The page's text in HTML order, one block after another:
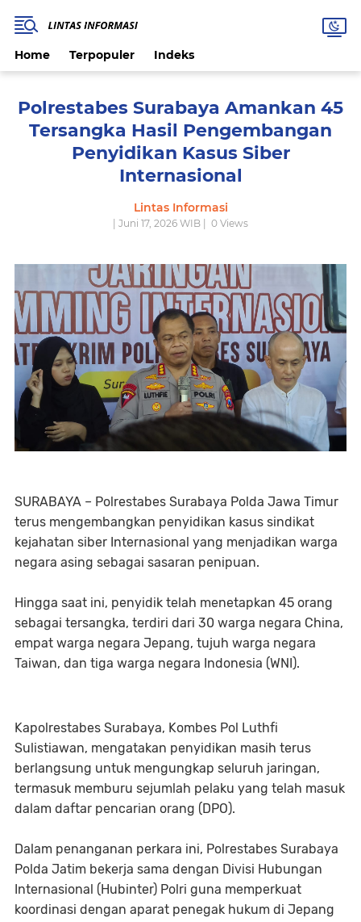
Home Terpopuler Indeks
Polrestabes Surabaya Amankan 45
Tersangka Hasil Pengembangan
Penyidikan Kasus Siber
Internasional
Lintas Informasi
| Juni 17, 2026 WIB | 0 Views
SURABAYA – Polrestabes Surabaya Polda Jawa Timur
terus mengembangkan penyidikan kasus sindikat
kejahatan siber Internasional yang menjadikan warga
negara asing sebagai sasaran penipuan.
Hingga saat ini, penyidik telah menetapkan 45 orang
sebagai tersangka, terdiri dari 30 warga negara China,
empat warga negara Jepang, tujuh warga negara
Taiwan, dan tiga warga negara Indonesia (WNI).
Kapolrestabes Surabaya, Kombes Pol Luthfi
Sulistiawan, mengatakan penyidikan masih terus
berlangsung untuk mengungkap seluruh jaringan,
termasuk memburu sejumlah pelaku yang telah masuk
dalam daftar pencarian orang (DPO).
Dalam penanganan perkara ini, Polrestabes Surabaya
Polda Jatim bekerja sama dengan Divisi Hubungan
Internasional (Hubinter) Polri guna memperkuat
koordinasi dengan aparat penegak hukum di Jepang